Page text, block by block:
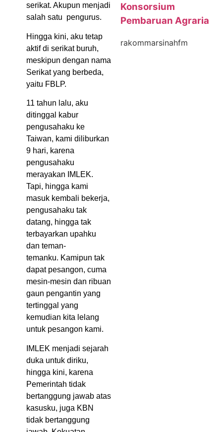
serikat. Akupun menjadi
salah satu pengurus.
Hingga kini, aku tetap
aktif di serikat buruh,
meskipun dengan nama
Serikat yang berbeda,
yaitu FBLP.
11 tahun lalu, aku
ditinggal kabur
pengusahaku ke
Taiwan, kami diliburkan
9 hari, karena
pengusahaku
merayakan IMLEK.
Tapi, hingga kami
masuk kembali bekerja,
pengusahaku tak
datang, hingga tak
terbayarkan upahku
dan teman-
temanku. Kamipun tak
dapat pesangon, cuma
mesin-mesin dan ribuan
gaun pengantin yang
tertinggal yang
kemudian kita lelang
untuk pesangon kami.
IMLEK menjadi sejarah
duka untuk diriku,
hingga kini, karena
Pemerintah tidak
bertanggung jawab atas
kasusku, juga KBN
tidak bertanggung
Konsorsium
Pembaruan Agraria
rakommarsinahfm